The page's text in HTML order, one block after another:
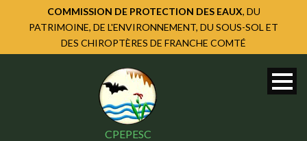
COMMISSION DE PROTECTION DES EAUX, DU
PATRIMOINE, DE L'ENVIRONNEMENT, DU SOUS-SOL ET
DES CHIROPTÈRES DE FRANCHE COMTÉ
CPEPESC